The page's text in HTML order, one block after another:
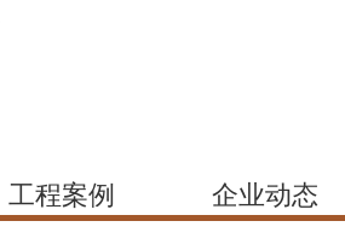
工程案例 企业动态